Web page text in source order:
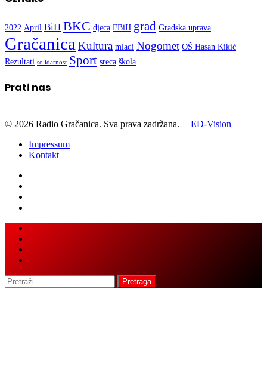
2022 April BiH BKC djeca FBiH grad Gradska uprava
Gračanica Kultura mladi Nogomet OŠ Hasan Kikić
Rezultati solidarnost Sport sreca škola
Prati nas
© 2026 Radio Gračanica. Sva prava zadržana. | ED-Vision
Impressum
Kontakt
Back
button
Close
Pretraga: